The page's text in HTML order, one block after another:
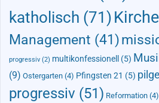
katholisch (71) Kirche
Management (41)
progressiv (2) multikonfessionell (5)
(9) Ostergarten (4) Pfingsten 21 (5)
progressiv (51) Reformation (4)